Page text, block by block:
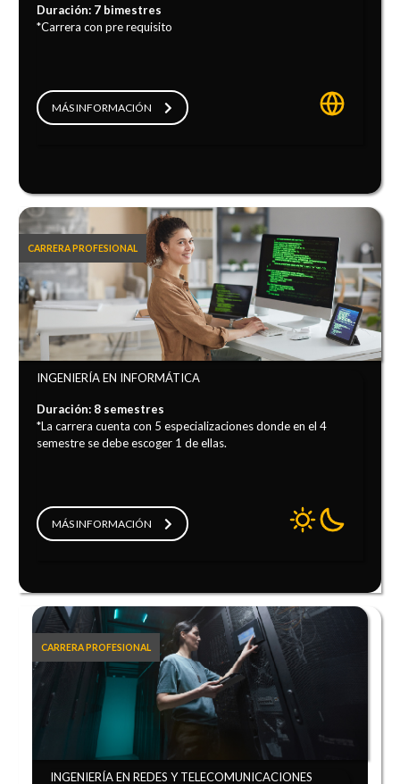
Duración: 7 bimestres
*Carrera con pre requisito
MÁS INFORMACIÓN
CARRERA PROFESIONAL
INGENIERÍA EN INFORMÁTICA
Duración: 8 semestres
*La carrera cuenta con 5 especializaciones donde en el 4
semestre se debe escoger 1 de ellas.
MÁS INFORMACIÓN
CARRERA PROFESIONAL
INGENIERÍA EN REDES Y TELECOMUNICACIONES